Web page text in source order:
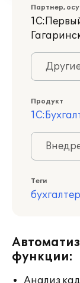
Партнер,
Продукт
Теги
функции:
Анализ